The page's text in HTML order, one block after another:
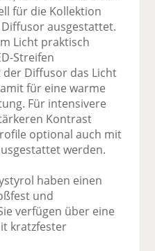
für die Kollektion
ausgestattet.
Licht praktisch
Streifen
Diffusor das Licht
für eine warme
Für intensivere
Kontrast
optional auch mit
werden.
haben einen
und
verfügen über eine
kratzfester